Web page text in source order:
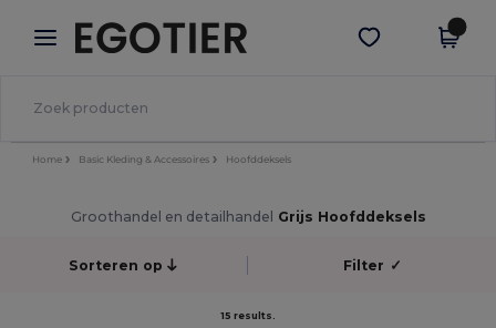
× Egotier-app
Betere prijzen in de app!
Download app
Home Basic Kleding & Accessoires Hoofddeksels
Groothandel en detailhandel Grijs Hoofddeksels
Sorteren op Filter ✓
15 results.